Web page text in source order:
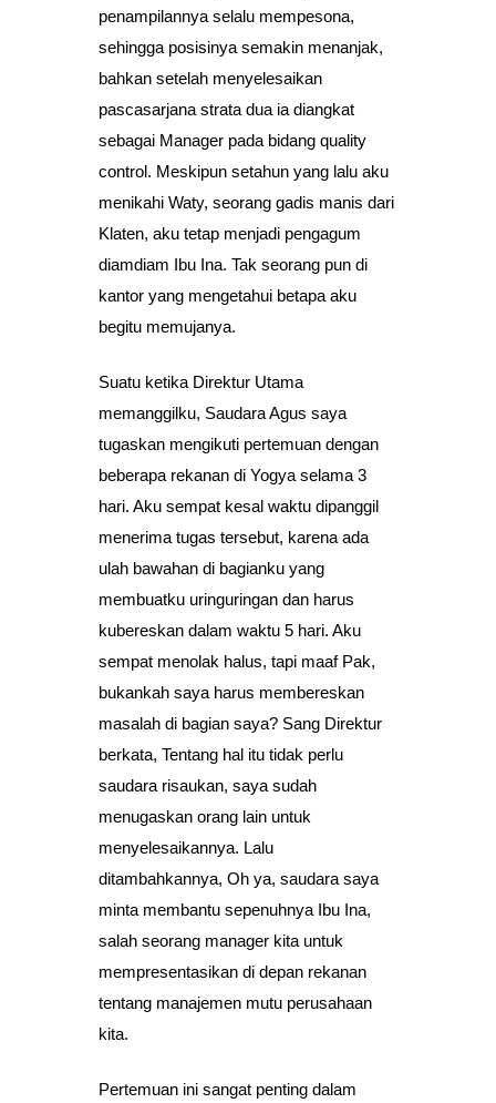
penampilannya selalu mempesona,
sehingga posisinya semakin menanjak,
bahkan setelah menyelesaikan
pascasarjana strata dua ia diangkat
sebagai Manager pada bidang quality
control. Meskipun setahun yang lalu aku
menikahi Waty, seorang gadis manis dari
Klaten, aku tetap menjadi pengagum
diamdiam Ibu Ina. Tak seorang pun di
kantor yang mengetahui betapa aku
begitu memujanya.
Suatu ketika Direktur Utama
memanggilku, Saudara Agus saya
tugaskan mengikuti pertemuan dengan
beberapa rekanan di Yogya selama 3
hari. Aku sempat kesal waktu dipanggil
menerima tugas tersebut, karena ada
ulah bawahan di bagianku yang
membuatku uringuringan dan harus
kubereskan dalam waktu 5 hari. Aku
sempat menolak halus, tapi maaf Pak,
bukankah saya harus membereskan
masalah di bagian saya? Sang Direktur
berkata, Tentang hal itu tidak perlu
saudara risaukan, saya sudah
menugaskan orang lain untuk
menyelesaikannya. Lalu
ditambahkannya, Oh ya, saudara saya
minta membantu sepenuhnya Ibu Ina,
salah seorang manager kita untuk
mempresentasikan di depan rekanan
tentang manajemen mutu perusahaan
kita.
Pertemuan ini sangat penting dalam